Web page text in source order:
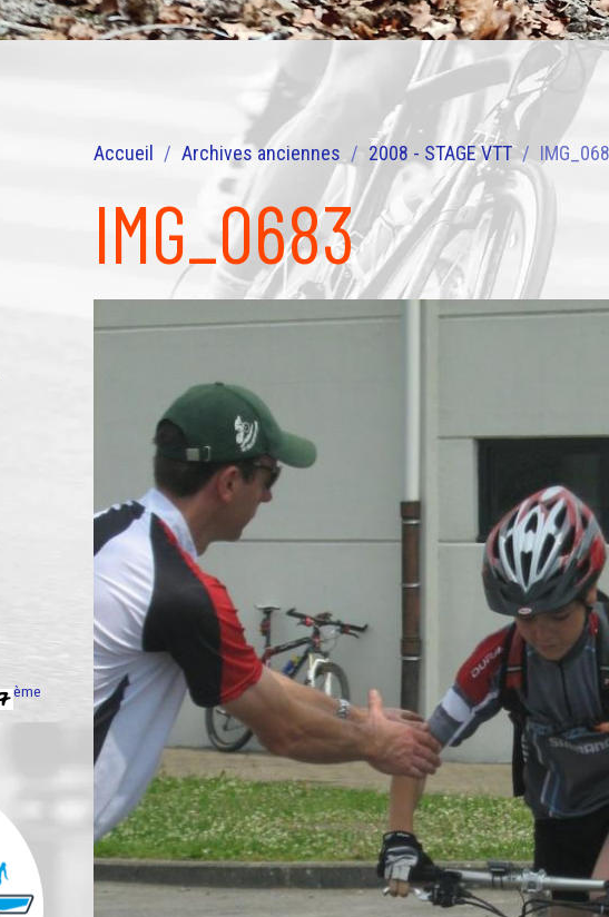
Accueil Archives anciennes 2008 - STAGE VTT
IMG_0683
ème